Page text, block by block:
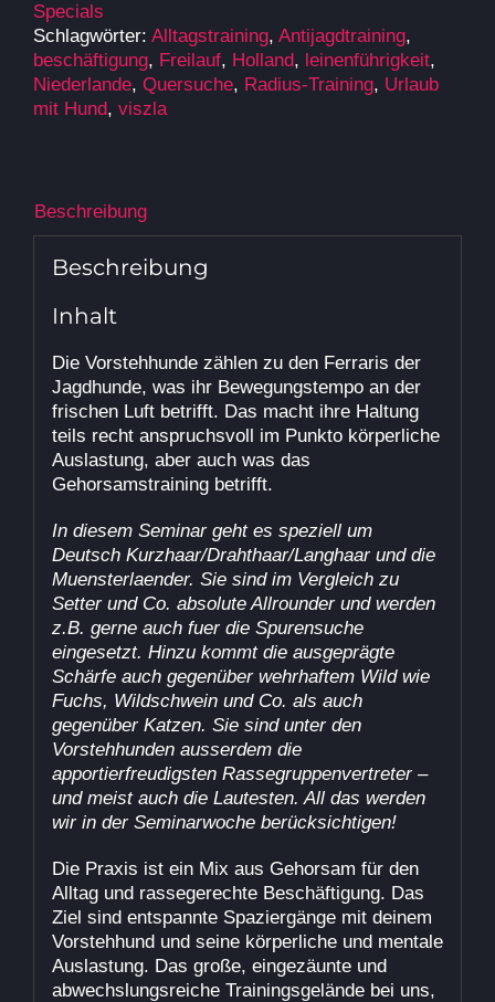
Woche
in
Siebengewald/NL
mit
Menge
Specials
Schlagwörter: Alltagstraining, Antijagdtraining,
beschäftigung, Freilauf, Holland, leinenführigkeit,
Niederlande, Quersuche, Radius-Training, Urlaub
mit Hund, viszla
Beschreibung
Beschreibung
Inhalt
Die Vorstehhunde zählen zu den Ferraris der
Jagdhunde, was ihr Bewegungstempo an der
frischen Luft betrifft. Das macht ihre Haltung
teils recht anspruchsvoll im Punkto körperliche
Auslastung, aber auch was das
Gehorsamstraining betrifft.
In diesem Seminar geht es speziell um
Deutsch Kurzhaar/Drahthaar/Langhaar und die
Muensterlaender. Sie sind im Vergleich zu
Setter und Co. absolute Allrounder und werden
z.B. gerne auch fuer die Spurensuche
eingesetzt. Hinzu kommt die ausgeprägte
Schärfe auch gegenüber wehrhaftem Wild wie
Fuchs, Wildschwein und Co. als auch
gegenüber Katzen. Sie sind unter den
Vorstehhunden ausserdem die
apportierfreudigsten Rassegruppenvertreter –
und meist auch die Lautesten. All das werden
wir in der Seminarwoche berücksichtigen!
Die Praxis ist ein Mix aus Gehorsam für den
Alltag und rassegerechte Beschäftigung. Das
Ziel sind entspannte Spaziergänge mit deinem
Vorstehhund und seine körperliche und mentale
Auslastung. Das große, eingezäunte und
abwechslungsreiche Trainingsgelände bei uns,